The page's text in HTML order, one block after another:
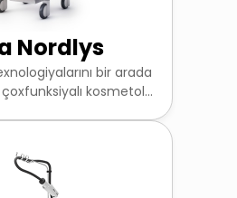
Nordlys
bir arada
kosmetol...